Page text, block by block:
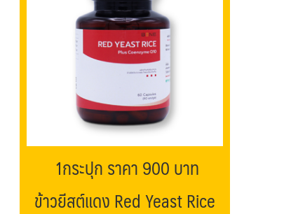
1กระปุก ราคา 900 บาท
ข้าวยีสต์แดง Red Yeast Rice